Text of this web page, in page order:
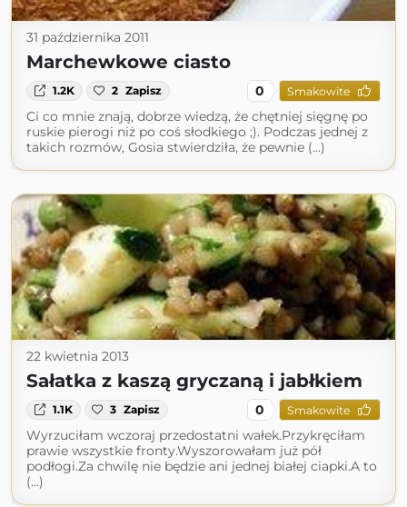
31 października 2011
Marchewkowe ciasto
1.2K 2 Zapisz 0 Smakowite
Ci co mnie znają, dobrze wiedzą, że chętniej sięgnę po
ruskie pierogi niż po coś słodkiego ;). Podczas jednej z
takich rozmów, Gosia stwierdziła, że pewnie (...)
22 kwietnia 2013
Sałatka z kaszą gryczaną i jabłkiem
1.1K 3 Zapisz 0 Smakowite
Wyrzuciłam wczoraj przedostatni wałek.Przykręciłam
prawie wszystkie fronty.Wyszorowałam już pół
podłogi.Za chwilę nie będzie ani jednej białej ciapki.A to
(...)